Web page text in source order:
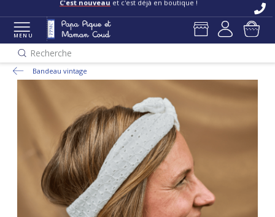
C'est nouveau et c'est déjà en boutique !
MENU
Recherche
Bandeau vintage